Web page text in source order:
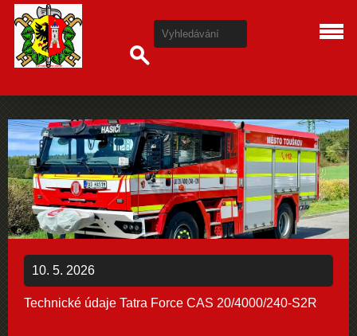
10. 5. 2026
Technické údaje Tatra Force CAS 20/4000/240-S2R